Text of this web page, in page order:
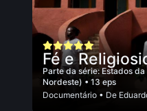
Fé e
Parte da série: Estados
Nordeste) • 13 eps
Documentário • De